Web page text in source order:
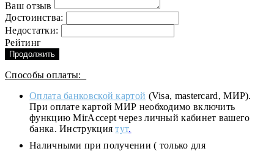
Ваш отзыв
Достоинства:
Недостатки:
Рейтинг
Продолжить
Способы оплаты:
Оплата банковской картой (Visa, mastercard, МИР).
При оплате картой МИР необходимо включить
функцию MirAccept через личный кабинет вашего
банка. Инструкциятут.
Наличными при получении ( только для